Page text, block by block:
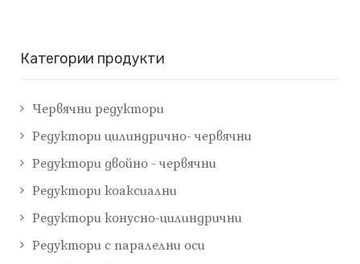
Категории продукти
Червячни редуктори
Редуктори цилиндрично- червячни
Редуктори двойно - червячни
Редуктори коаксиални
Редуктори конусно-цилиндрични
Редуктори с паралелни оси